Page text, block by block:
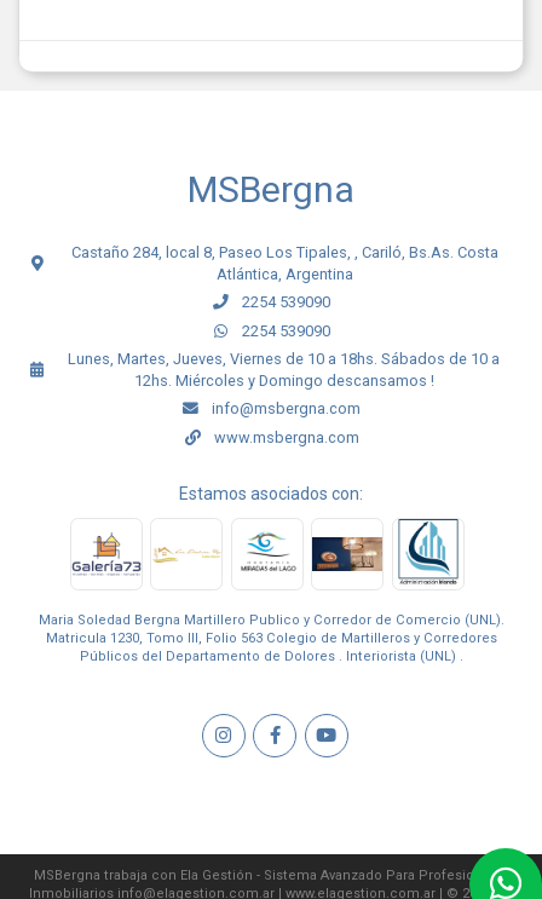
MSBergna
Castaño 284, local 8, Paseo Los Tipales, , Cariló, Bs.As. Costa
Atlántica, Argentina
2254 539090
2254 539090
Lunes, Martes, Jueves, Viernes de 10 a 18hs. Sábados de 10 a
12hs. Miércoles y Domingo descansamos !
info@msbergna.com
www.msbergna.com
Estamos asociados con:
Maria Soledad Bergna Martillero Publico y Corredor de Comercio (UNL).
Matricula 1230, Tomo III, Folio 563 Colegio de Martilleros y Corredores
Públicos del Departamento de Dolores . Interiorista (UNL) .
MSBergna trabaja con Ela Gestión - Sistema Avanzado Para Profesionales
Inmobiliarios info@elagestion.com.ar | www.elagestion.com.ar | © 2026 Ela